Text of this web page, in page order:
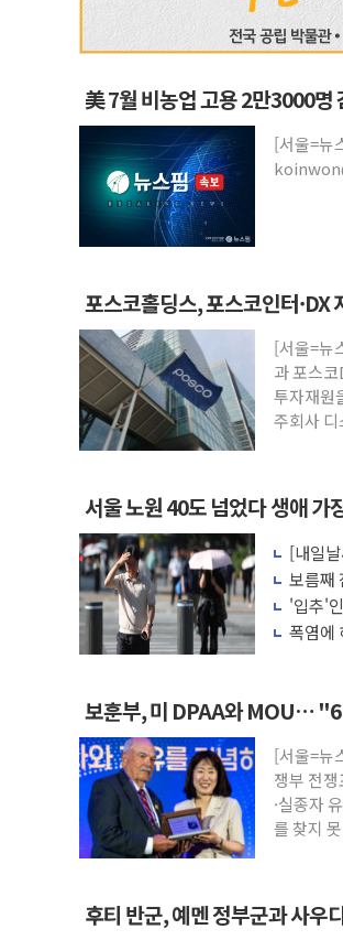
美 7월 비농업 고용 2만3000
[서울=뉴
포스코홀딩스, 포스코인터·DX
[서울=뉴
과 포스
투자재원
주회사
서울 노원 40도 넘었다 생애 가
[내일
보름째
호'
'입추'
나도
폭염에
보훈부, 미 DPAA와 MOU…
[서울=뉴
쟁부 전
·실종자
를 찾지
후티 반군, 예멘 정부군과 사우